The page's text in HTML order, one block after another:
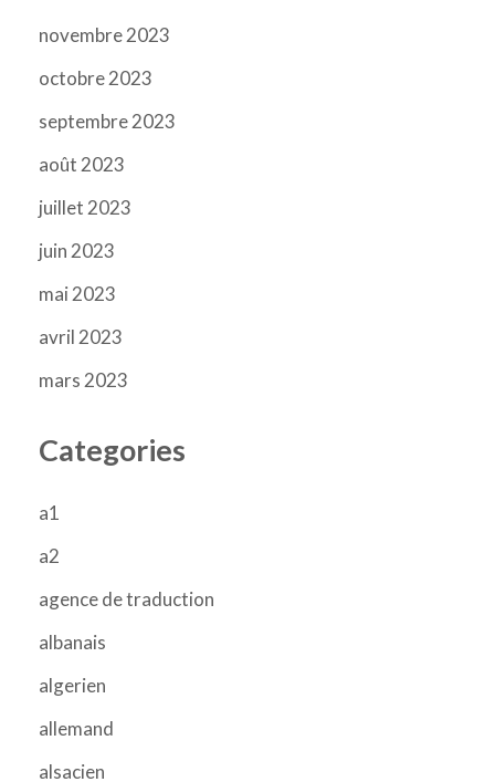
novembre 2023
octobre 2023
septembre 2023
août 2023
juillet 2023
juin 2023
mai 2023
avril 2023
mars 2023
Categories
a1
a2
agence de traduction
albanais
algerien
allemand
alsacien